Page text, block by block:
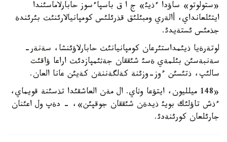
«ستولوتو» ساؤدا ءذيئ» ج ا ق باسپاءسوز حابارلاماسئندا
ايتئلعانداي، أالةري ومبئلئق قذرئلئس كومپانيالارئنئث بئرئندة
جذمئس ئستةيدئ.
لوتةرةيا ذيئمداستئرعان كومپانيانئث حابارلاؤئنشا، سةنةر-
سةنبةسئن بئلمةي ةسئ شئققان جةثئمپازدئث اراعا ؤاقئت
سالئپ، ذتئسئن ءوز-وزئنة كةلگةننةن كةيئن عانا العان.
«148 ميلليون، ايتؤعا وثاي. ال مةن العاشقئدا تذسئنة قويماي،
ءذش تاؤلئك بويئ ذيدةن شئققان جوقپئن»، - دةپ ول اعئنان
جارئلعان كورئنةدئ.